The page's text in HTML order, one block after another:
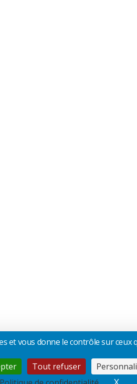
et vous donne le contrôle sur ceux
Tout refuser